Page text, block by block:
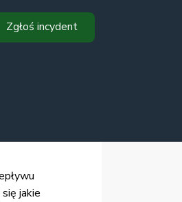
Zgłoś incydent
jakie